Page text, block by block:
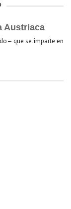
Austriaca
que se imparte en